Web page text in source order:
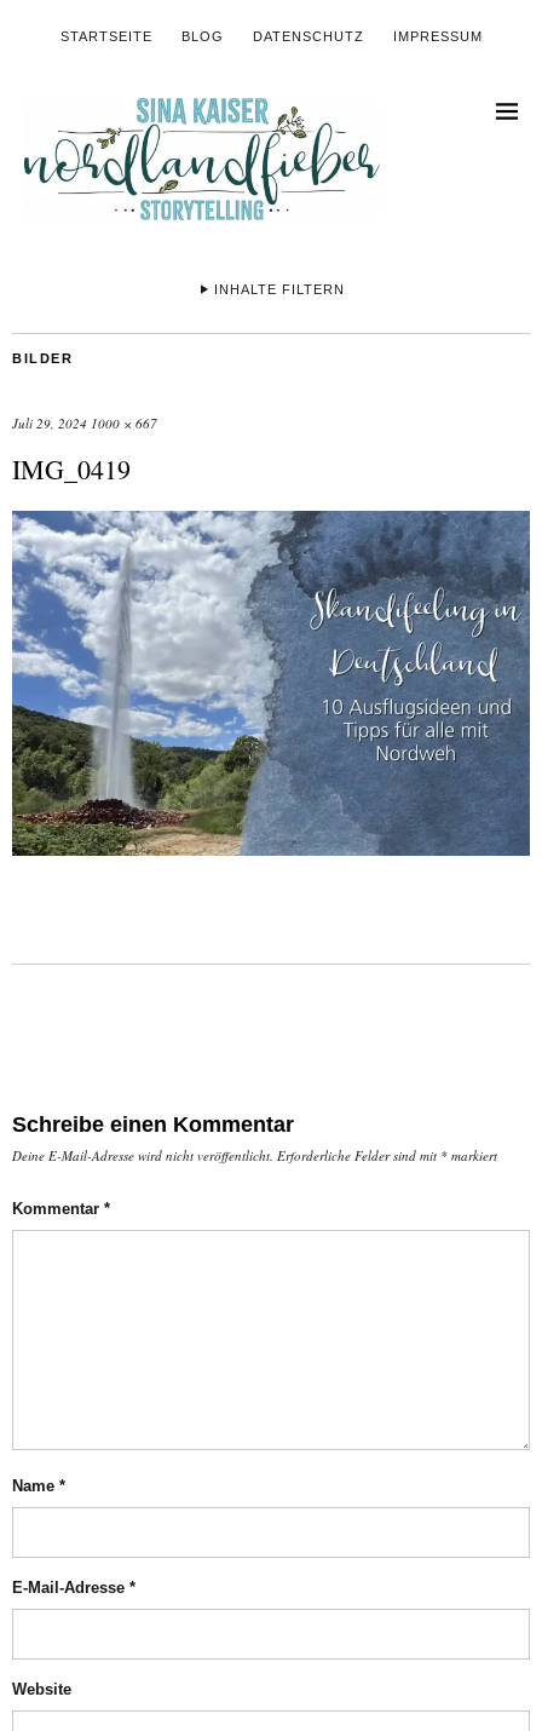
STARTSEITE BLOG DATENSCHUTZ IMPRESSUM
INHALTE FILTERN
BILDER
Juli 29, 2024 1000 × 667
IMG_0419
Schreibe einen Kommentar
Deine E-Mail-Adresse wird nicht veröffentlicht. Erforderliche Felder sind mit * markiert
Kommentar *
Name *
E-Mail-Adresse *
Website